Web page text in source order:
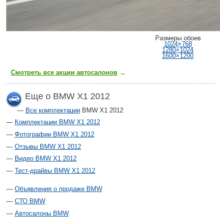
Размеры обоев
1024×768
1280×1024
1600×1200
Смотреть все акции автосалонов →
Еще о BMW X1 2012
Все комплектации BMW X1 2012
Комплектации BMW X1 2012
Фотографии BMW X1 2012
Отзывы BMW X1 2012
Видео BMW X1 2012
Тест-драйвы BMW X1 2012
Объявления о продаже BMW
СТО BMW
Автосалоны BMW